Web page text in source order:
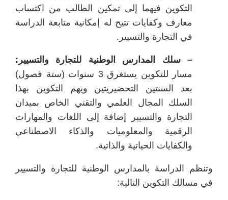
التكوين فيهما إلى تمكين الطالب من اكتساب
معارف وكفايات تتيح له إمكانية متابعة الدراسة
في التجارة والتسيير.
– سلك المدارس الوطنية للتجارة والتسيير:
مسار للتكوين يستغرق 3 سنوات (ستة فصول)
بعد السنتين التحضيريتين ويهم التكوين بهذا
السلك المجال العلمي والتقني الخاص بميدان
التجارة والتسيير إضافة إلى اللغات والمهارات
الرقمية والمعلوميات والذكاء الاصطناعي
والكفايات الحياتية والذاتية.
وتنظم الدراسة بالمدارس الوطنية للتجارة والتسيير
في مسالك التكوين التالية: